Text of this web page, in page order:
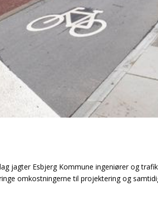
jagter Esbjerg Kommune ingeniører og
omkostningerne til projektering og